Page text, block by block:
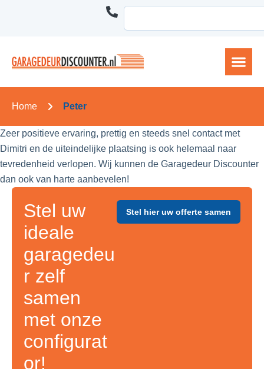
Home Peter
Zeer positieve ervaring, prettig en steeds snel contact met
Dimitri en de uiteindelijke plaatsing is ook helemaal naar
tevredenheid verlopen. Wij kunnen de Garagedeur Discounter
dan ook van harte aanbevelen!
Stel uw
ideale
garagedeu
r zelf
samen
met onze
configurat
or!
Stel hier uw offerte samen